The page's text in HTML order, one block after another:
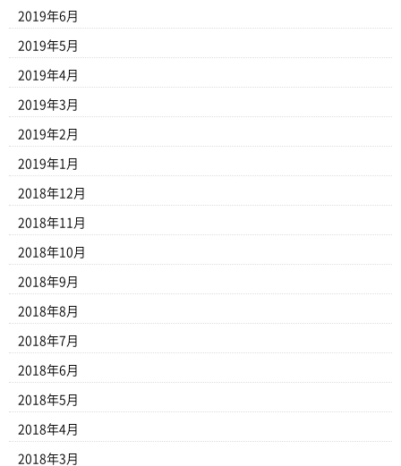
2019年6月
2019年5月
2019年4月
2019年3月
2019年2月
2019年1月
2018年12月
2018年11月
2018年10月
2018年9月
2018年8月
2018年7月
2018年6月
2018年5月
2018年4月
2018年3月